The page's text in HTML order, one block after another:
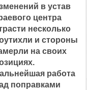
в устав
центра
несколько
и стороны
на своих
работа
поправками